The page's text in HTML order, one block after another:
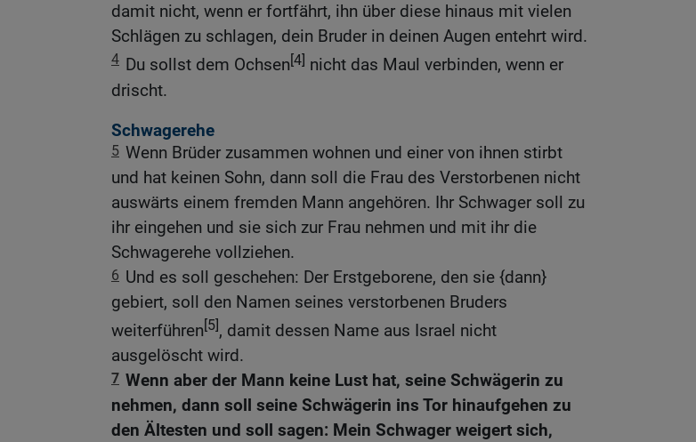
damit nicht, wenn er fortfährt, ihn über diese hinaus mit vielen
Schlägen zu schlagen, dein Bruder in deinen Augen entehrt wird.
4 Du sollst dem Ochsen[4] nicht das Maul verbinden, wenn er
drischt.
Schwagerehe
5 Wenn Brüder zusammen wohnen und einer von ihnen stirbt
und hat keinen Sohn, dann soll die Frau des Verstorbenen nicht
auswärts einem fremden Mann angehören. Ihr Schwager soll zu
ihr eingehen und sie sich zur Frau nehmen und mit ihr die
Schwagerehe vollziehen.
6 Und es soll geschehen: Der Erstgeborene, den sie {dann}
gebiert, soll den Namen seines verstorbenen Bruders
weiterführen[5], damit dessen Name aus Israel nicht
ausgelöscht wird.
7 Wenn aber der Mann keine Lust hat, seine Schwägerin zu
nehmen, dann soll seine Schwägerin ins Tor hinaufgehen zu
den Ältesten und soll sagen: Mein Schwager weigert sich,